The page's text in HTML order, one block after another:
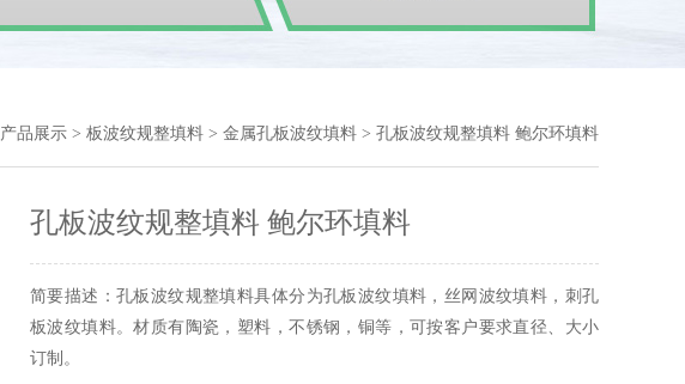
产品展示 > 板波纹规整填料 > 金属孔板波纹填料 > 孔板波纹规整填料 鲍尔环填料
孔板波纹规整填料 鲍尔环填料
简要描述：孔板波纹规整填料具体分为孔板波纹填料，丝网波纹填料，刺孔
板波纹填料。材质有陶瓷，塑料，不锈钢，铜等，可按客户要求直径、大小
订制。